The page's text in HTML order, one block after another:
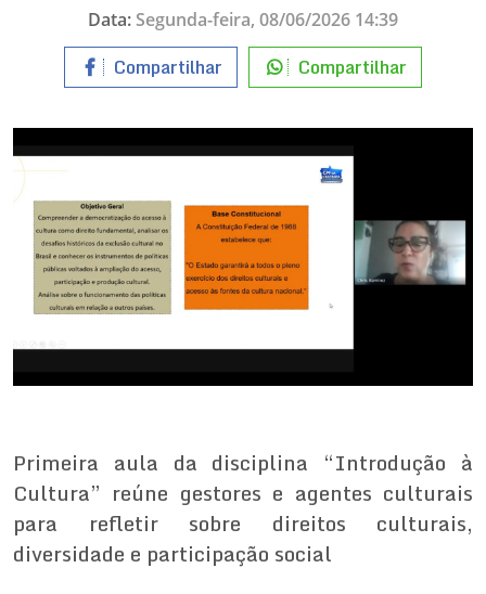
Data:Segunda-feira, 08/06/2026 14:39
Compartilhar Compartilhar
Primeira aula da disciplina “Introdução à
Cultura” reúne gestores e agentes culturais
para refletir sobre direitos culturais,
diversidade e participação social